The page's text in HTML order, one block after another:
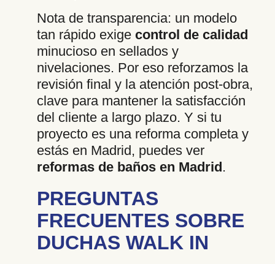
Nota de transparencia: un modelo
tan rápido exige control de calidad
minucioso en sellados y
nivelaciones. Por eso reforzamos la
revisión final y la atención post-obra,
clave para mantener la satisfacción
del cliente a largo plazo. Y si tu
proyecto es una reforma completa y
estás en Madrid, puedes ver
reformas de baños en Madrid.
PREGUNTAS
FRECUENTES SOBRE
DUCHAS WALK IN